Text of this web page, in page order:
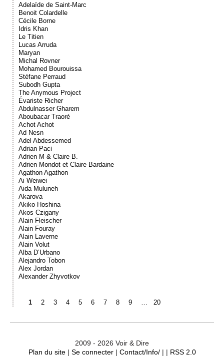
Adelaïde de Saint-Marc
Benoit Colardelle
Cécile Borne
Idris Khan
Le Titien
Lucas Arruda
Maryan
Michal Rovner
Mohamed Bourouissa
Stéfane Perraud
Subodh Gupta
The Anymous Project
Évariste Richer
Abdulnasser Gharem
Aboubacar Traoré
Achot Achot
Ad Nesn
Adel Abdessemed
Adrian Paci
Adrien M & Claire B.
Adrien Mondot et Claire Bardaine
Agathon Agathon
Ai Weiwei
Aida Muluneh
Akarova
Akiko Hoshina
Akos Czigany
Alain Fleischer
Alain Fouray
Alain Laverne
Alain Volut
Alba D’Urbano
Alejandro Tobon
Alex Jordan
Alexander Zhyvotkov
1 2 3 4 5 6 7 8 9 … 20
2009 - 2026 Voir & Dire
Plan du site| Se connecter| Contact/Info/| | RSS 2.0